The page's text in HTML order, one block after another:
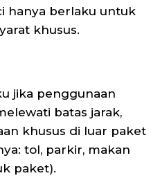
hanya berlaku untuk
khusus.
jika penggunaan
batas jarak,
khusus di luar paket
tol, parkir, makan
paket).